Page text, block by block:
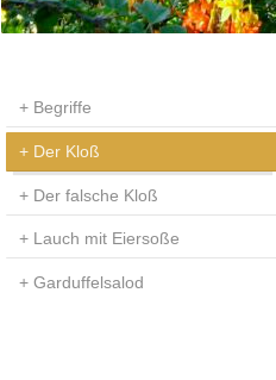
Begriffe
Der Kloß
Der falsche Kloß
Lauch mit Eiersoße
Garduffelsalod